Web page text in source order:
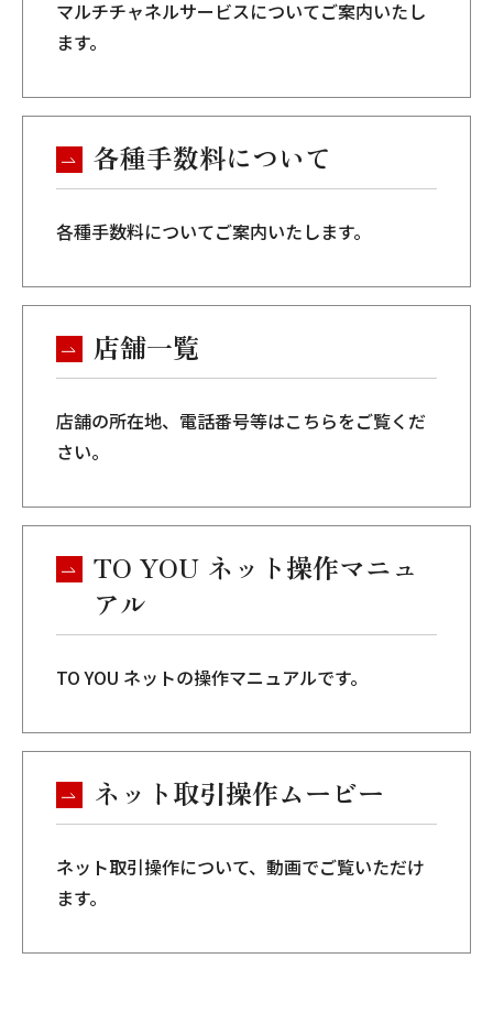
マルチチャネルサービスについてご案内いたし
ます。
各種手数料について
各種手数料についてご案内いたします。
店舗一覧
店舗の所在地、電話番号等はこちらをご覧くだ
さい。
TO YOU ネット操作マニュ
アル
TO YOU ネットの操作マニュアルです。
ネット取引操作ムービー
ネット取引操作について、動画でご覧いただけ
ます。